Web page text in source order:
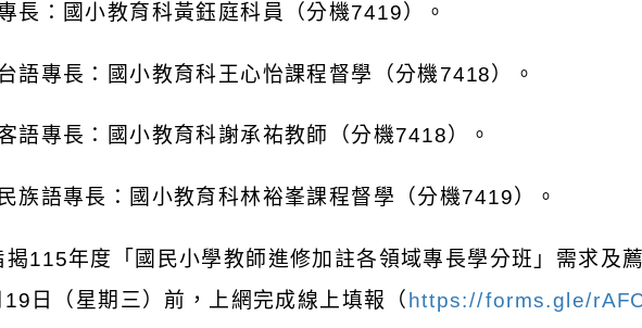
長：國小教育科黃鈺庭科員（分機7419）。
語專長：國小教育科王心怡課程督學（分機7418）。
語專長：國小教育科謝承祐教師（分機7418）。
族語專長：國小教育科林裕峯課程督學（分機7419）。
揭115年度「國民小學教師進修加註各領域專長學分班」需求及
19 日（星期三）前，上網完成線上填報（ https://forms.gle/